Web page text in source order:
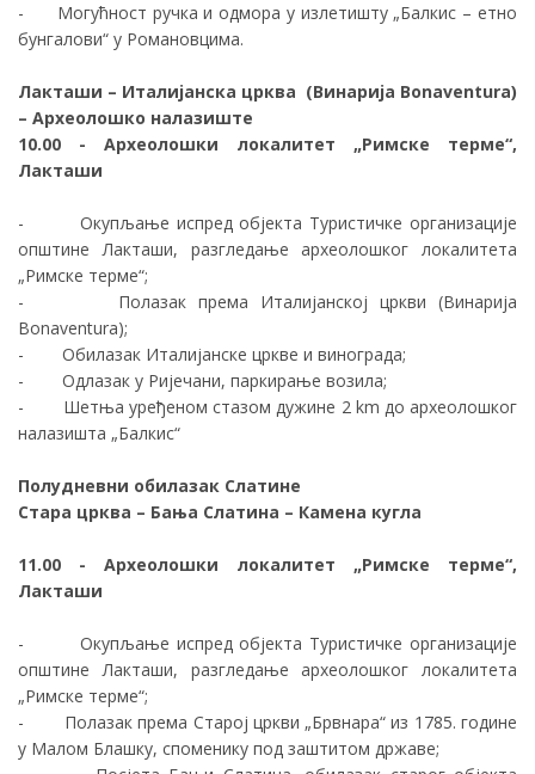
-
Могућност ручка и одмора у излетишту „Балкис – етно
бунгалови“ у Романовцима.
Лакташи – Италијанска црква (Винарија Bonaventura)
– Aрхеолошко налазиште
10.00 - Археолошки локалитет „Римске терме“,
Лакташи
- Окупљање испред објекта Туристичке организације
општине Лакташи, разгледање археолошког локалитета
„Римске терме“;
- Полазак према Италијанској цркви (Винарија
Bonaventura);
- Обилазак Италијанске цркве и виноградa;
- Одлазак у Ријечани, паркирање возила;
- Шетња уређеном стазом дужине 2 km до археолошког
налазишта „Балкис“
Полудневни обилазак Слатине
Стара црква – Бања Слатина – Камена кугла
11.00 - Археолошки локалитет „Римске терме“,
Лакташи
- Окупљање испред објекта Туристичке организације
општине Лакташи, разгледање археолошког локалитета
„Римске терме“;
- Полазак према Старој цркви „Брвнара“ из 1785. године
у Малом Блашку, споменику под заштитом државе;